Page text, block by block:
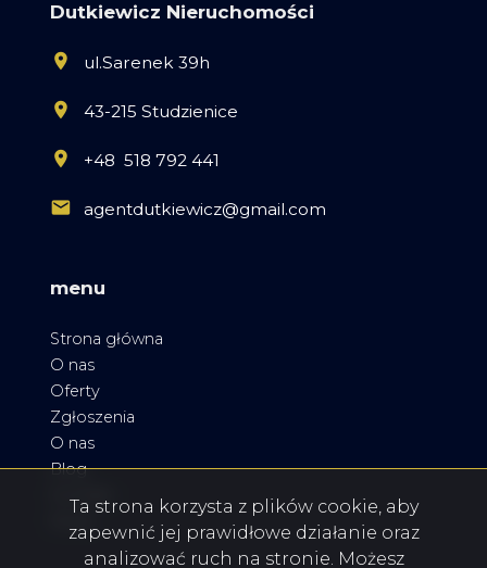
Dutkiewicz Nieruchomości
ul.Sarenek 39h
43-215 Studzienice
+48 518 792 441
agentdutkiewicz@gmail.com
menu
Strona główna
O nas
Oferty
Zgłoszenia
O nas
Blog
Kontakt
Ta strona korzysta z plików cookie, aby
zapewnić jej prawidłowe działanie oraz
analizować ruch na stronie. Możesz